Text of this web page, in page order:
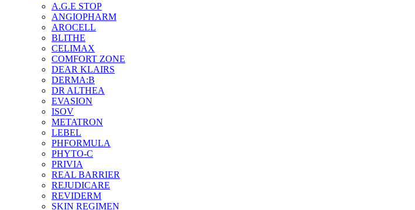
A.G.E STOP
ANGIOPHARM
AROCELL
BLITHE
CELIMAX
COMFORT ZONE
DEAR KLAIRS
DERMA:B
DR ALTHEA
EVASION
ISOV
METATRON
LEBEL
PHFORMULA
PHYTO-C
PRIVIA
REAL BARRIER
REJUDICARE
REVIDERM
SKIN REGIMEN